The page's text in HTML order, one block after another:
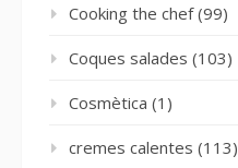
Cooking the chef(99)
Coques salades (103)
Cosmètica (1)
cremes calentes (113)